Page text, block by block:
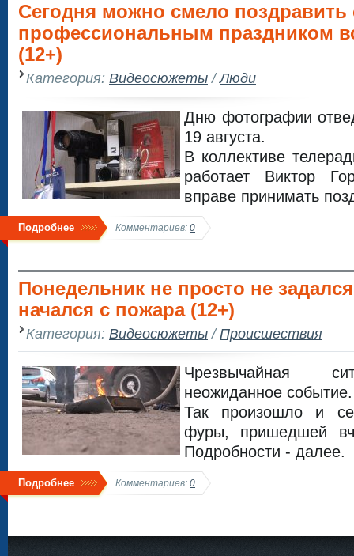
Сегодня можно смело поздравить
профессиональным праздником
(12+)
Категория: Видеосюжеты/Люди
Дню фотографии
19 августа.
В коллективе
работает Виктор
вправе принимать
Подробнее Комментариев: 0
Понедельник не просто не
начался с пожара (12+)
Категория: Видеосюжеты/Происшествия
Чрезвычайная
неожиданное событие.
Так произошло и
фуры, пришедшей
Подробности - далее.
Подробнее Комментариев: 0